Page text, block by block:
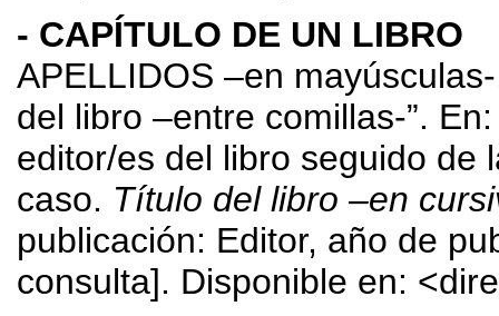
- CAPÍTULO DE UN LIBRO
APELLIDOS –en
del libro –entre comillas-”.
editor/es del libro seguido de
caso. Título del libro –en
publicación: Editor, año de
consulta]. Disponible en: